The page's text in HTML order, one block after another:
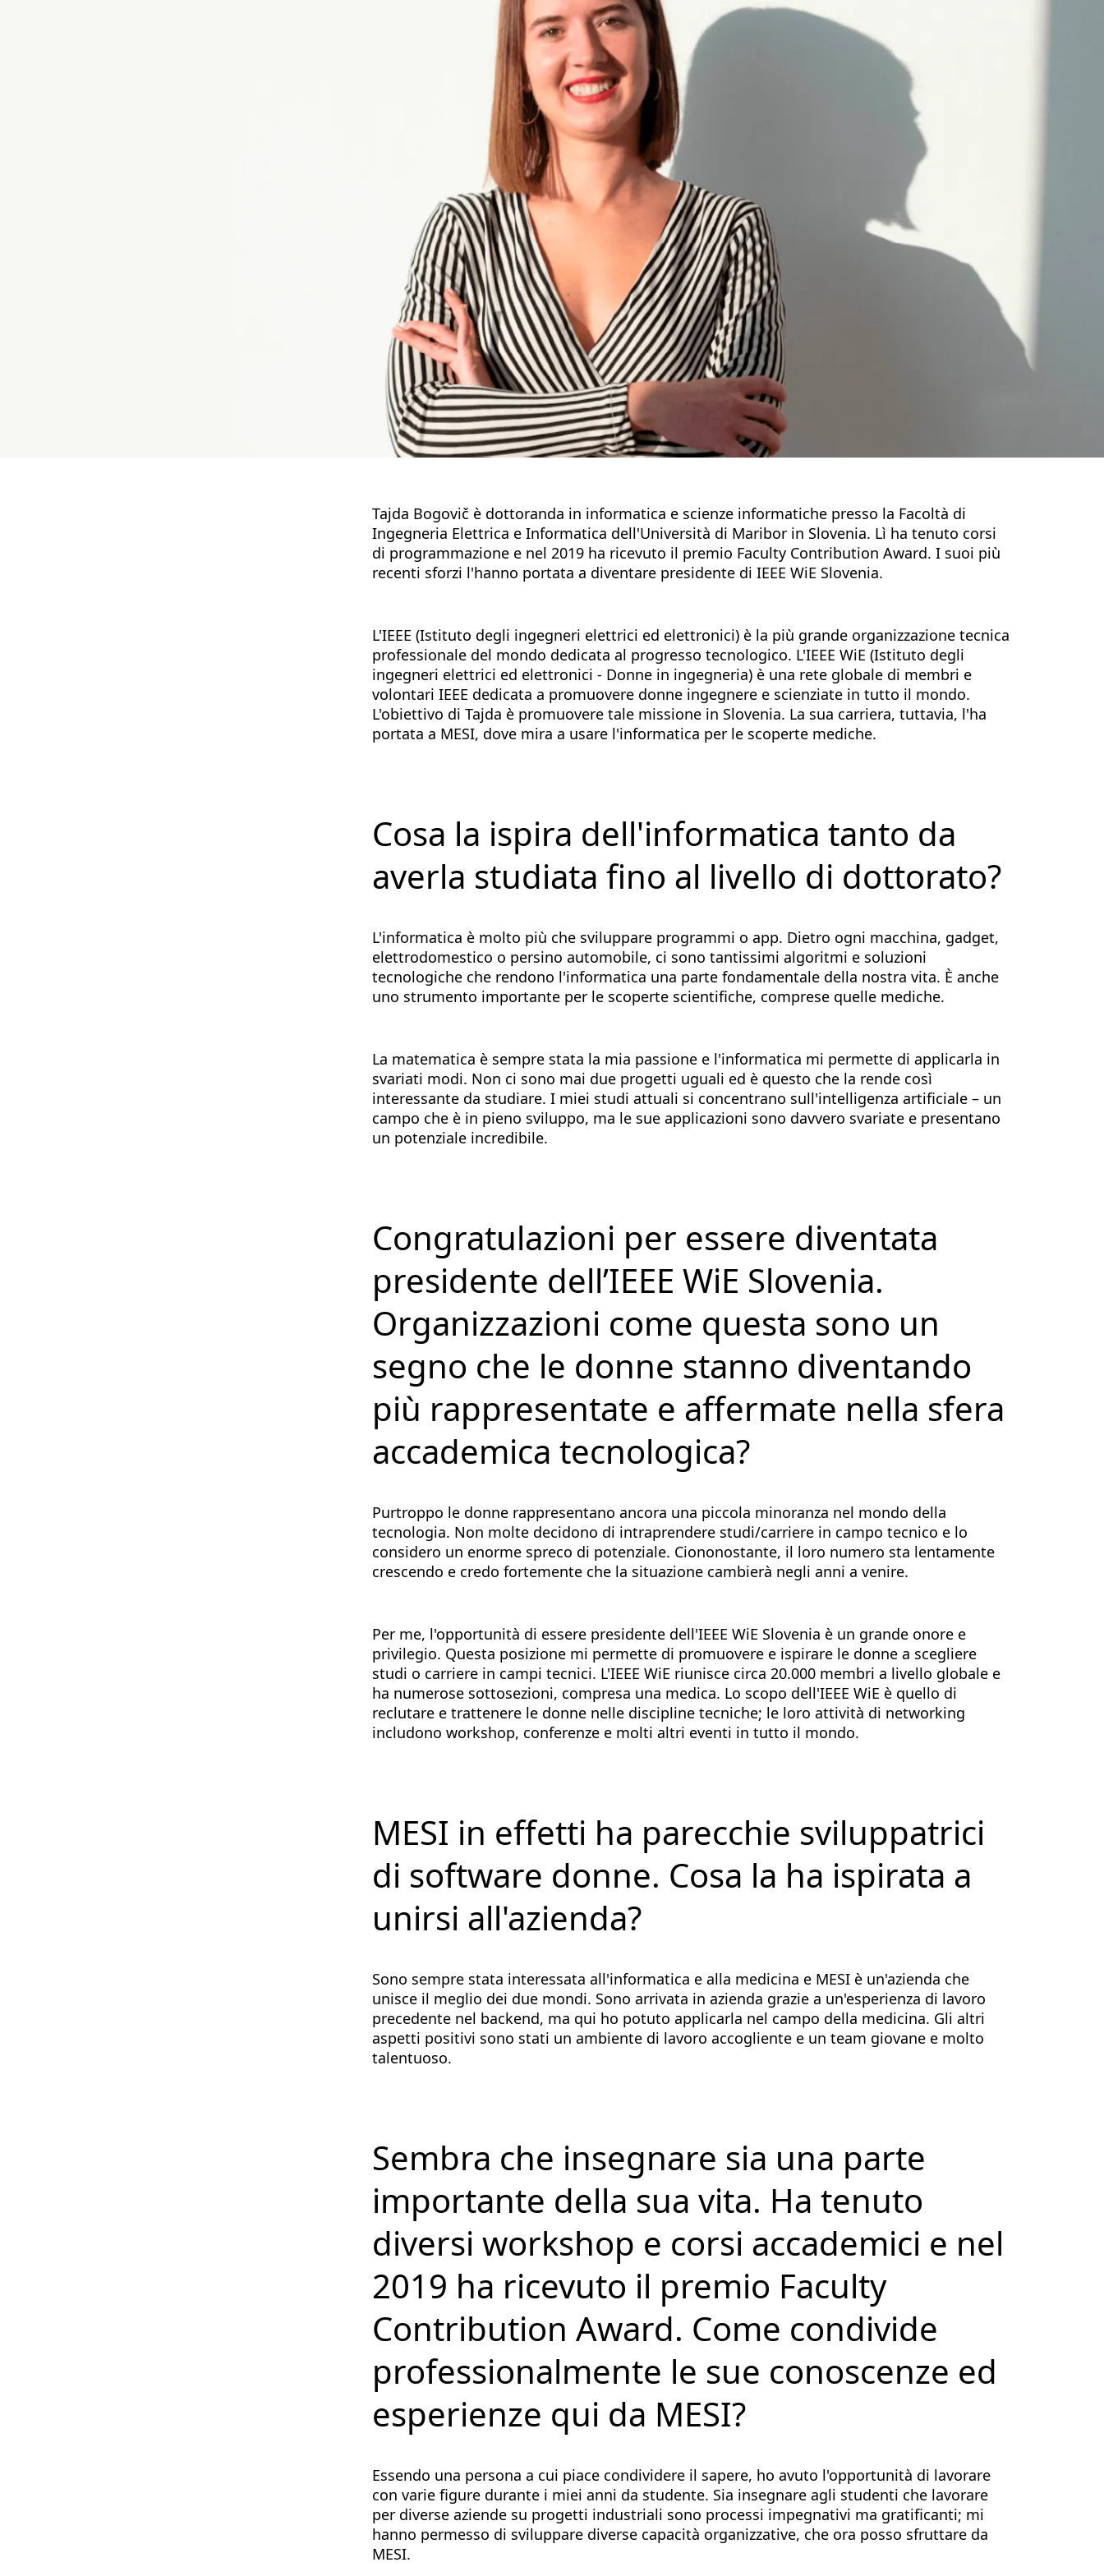
Tajda Bogovič è dottoranda in informatica e scienze informatiche presso la Facoltà di
Ingegneria Elettrica e Informatica dell'Università di Maribor in Slovenia. Lì ha tenuto corsi
di programmazione e nel 2019 ha ricevuto il premio Faculty Contribution Award. I suoi più
recenti sforzi l'hanno portata a diventare presidente di IEEE WiE Slovenia.
L'IEEE (Istituto degli ingegneri elettrici ed elettronici) è la più grande organizzazione tecnica
professionale del mondo dedicata al progresso tecnologico. L'IEEE WiE (Istituto degli
ingegneri elettrici ed elettronici - Donne in ingegneria) è una rete globale di membri e
volontari IEEE dedicata a promuovere donne ingegnere e scienziate in tutto il mondo.
L'obiettivo di Tajda è promuovere tale missione in Slovenia. La sua carriera, tuttavia, l'ha
portata a MESI, dove mira a usare l'informatica per le scoperte mediche.
Cosa la ispira dell'informatica tanto da
averla studiata fino al livello di dottorato?
L'informatica è molto più che sviluppare programmi o app. Dietro ogni macchina, gadget,
elettrodomestico o persino automobile, ci sono tantissimi algoritmi e soluzioni
tecnologiche che rendono l'informatica una parte fondamentale della nostra vita. È anche
uno strumento importante per le scoperte scientifiche, comprese quelle mediche.
La matematica è sempre stata la mia passione e l'informatica mi permette di applicarla in
svariati modi. Non ci sono mai due progetti uguali ed è questo che la rende così
interessante da studiare. I miei studi attuali si concentrano sull'intelligenza artificiale – un
campo che è in pieno sviluppo, ma le sue applicazioni sono davvero svariate e presentano
un potenziale incredibile.
Congratulazioni per essere diventata
presidente dell’IEEE WiE Slovenia.
Organizzazioni come questa sono un
segno che le donne stanno diventando
più rappresentate e affermate nella sfera
accademica tecnologica?
Purtroppo le donne rappresentano ancora una piccola minoranza nel mondo della
tecnologia. Non molte decidono di intraprendere studi/carriere in campo tecnico e lo
considero un enorme spreco di potenziale. Ciononostante, il loro numero sta lentamente
crescendo e credo fortemente che la situazione cambierà negli anni a venire.
Per me, l'opportunità di essere presidente dell'IEEE WiE Slovenia è un grande onore e
privilegio. Questa posizione mi permette di promuovere e ispirare le donne a scegliere
studi o carriere in campi tecnici. L'IEEE WiE riunisce circa 20.000 membri a livello globale e
ha numerose sottosezioni, compresa una medica. Lo scopo dell'IEEE WiE è quello di
reclutare e trattenere le donne nelle discipline tecniche; le loro attività di networking
includono workshop, conferenze e molti altri eventi in tutto il mondo.
MESI in effetti ha parecchie sviluppatrici
di software donne. Cosa la ha ispirata a
unirsi all'azienda?
Sono sempre stata interessata all'informatica e alla medicina e MESI è un'azienda che
unisce il meglio dei due mondi. Sono arrivata in azienda grazie a un'esperienza di lavoro
precedente nel backend, ma qui ho potuto applicarla nel campo della medicina. Gli altri
aspetti positivi sono stati un ambiente di lavoro accogliente e un team giovane e molto
talentuoso.
Sembra che insegnare sia una parte
importante della sua vita. Ha tenuto
diversi workshop e corsi accademici e nel
2019 ha ricevuto il premio Faculty
Contribution Award. Come condivide
professionalmente le sue conoscenze ed
esperienze qui da MESI?
Essendo una persona a cui piace condividere il sapere, ho avuto l'opportunità di lavorare
con varie figure durante i miei anni da studente. Sia insegnare agli studenti che lavorare
per diverse aziende su progetti industriali sono processi impegnativi ma gratificanti; mi
hanno permesso di sviluppare diverse capacità organizzative, che ora posso sfruttare da
MESI.